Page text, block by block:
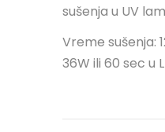
sušenja u UV
Vreme sušenja:
36W ili 60 sec u